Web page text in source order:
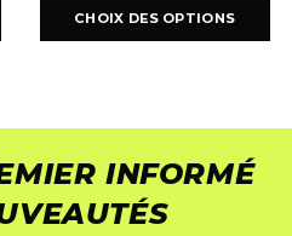
CHOIX DES OPTIONS
INFORMÉ